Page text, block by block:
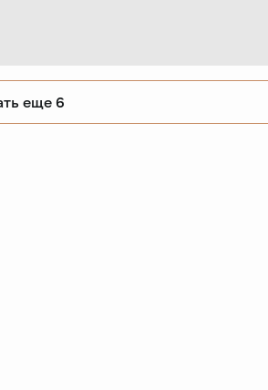
еще 6